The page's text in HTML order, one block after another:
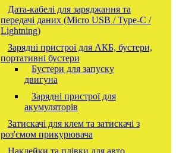
Дата-кабелі для заряджання та
передачі даних (Micro USB / Type-C /
Lightning)
Зарядні пристрої для АКБ, бустери,
портативні бустери
Бустери для запуску
двигуна
Зарядні пристрої для
акумуляторів
Затискачі для клем та затискачі з
роз'ємом прикурювача
Наклейки та плівки для авто